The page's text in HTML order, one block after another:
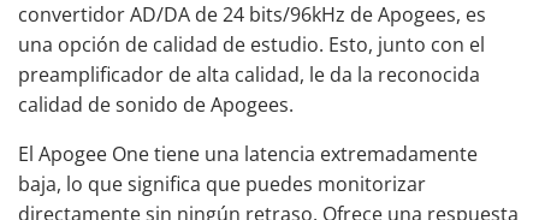
convertidor AD/DA de 24 bits/96kHz de Apogees, es
una opción de calidad de estudio. Esto, junto con el
preamplificador de alta calidad, le da la reconocida
calidad de sonido de Apogees.
El Apogee One tiene una latencia extremadamente
baja, lo que significa que puedes monitorizar
directamente sin ningún retraso. Ofrece una respuesta